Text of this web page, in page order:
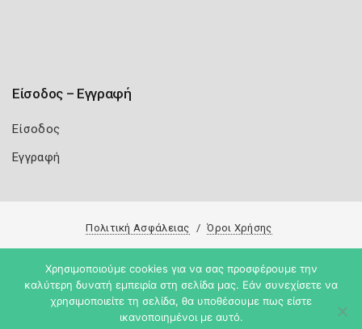
Είσοδος – Εγγραφή
Είσοδος
Εγγραφή
Πολιτική Ασφάλειας Όροι Χρήσης
Copyright 2026 Knowledge A.E.
Χρησιμοποιούμε cookies για να σας προσφέρουμε την
καλύτερη δυνατή εμπειρία στη σελίδα μας. Εάν συνεχίσετε να
χρησιμοποιείτε τη σελίδα, θα υποθέσουμε πως είστε
ικανοποιημένοι με αυτό.